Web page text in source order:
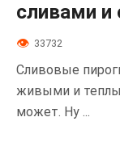
сливами и
33732
Сливовые
живыми и
может. Ну ...